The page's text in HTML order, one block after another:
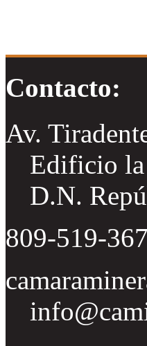
Contacto:
Av.
Edificio
D.N.
809-519-